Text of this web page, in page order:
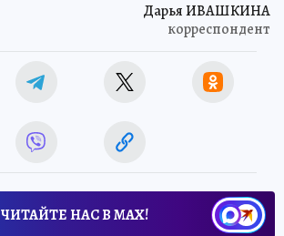
Дарья ИВАШКИНА
корреспондент
ЧИТАЙТЕ НАС В МАХ!